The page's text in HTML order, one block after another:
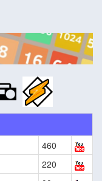
460
220